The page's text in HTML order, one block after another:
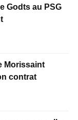
Godts au PSG
Morissaint
contrat